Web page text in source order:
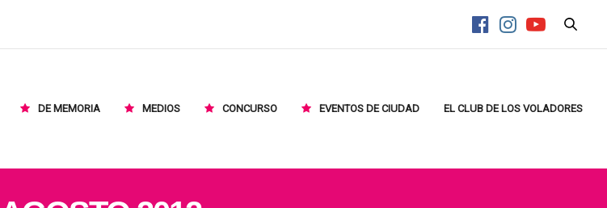
DE MEMORIA MEDIOS CONCURSO EVENTOS DE CIUDAD EL CLUB DE LOS VOLADORES